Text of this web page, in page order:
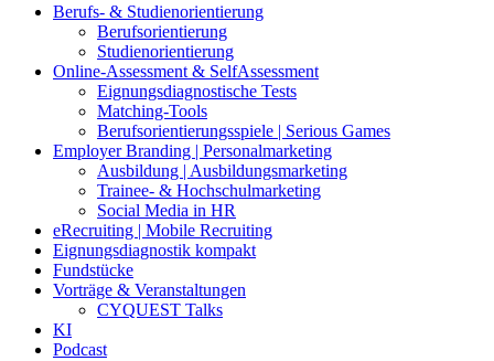
Zum
Berufs- & Studienorientierung
Berufsorientierung
Studienorientierung
Online-Assessment & SelfAssessment
Eignungsdiagnostische Tests
Matching-Tools
Berufsorientierungsspiele | Serious Games
Employer Branding | Personalmarketing
Ausbildung | Ausbildungsmarketing
Trainee- & Hochschulmarketing
Social Media in HR
eRecruiting | Mobile Recruiting
Eignungsdiagnostik kompakt
Fundstücke
Vorträge & Veranstaltungen
CYQUEST Talks
KI
Podcast